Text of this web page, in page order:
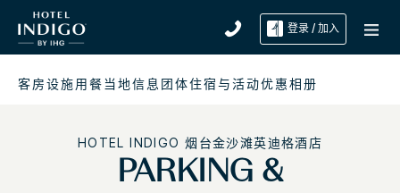
登录 / 加入
客房设施用餐当地信息 团体住宿与活动优惠相册
HOTEL INDIGO 烟台金沙滩英迪格酒店
PARKING &